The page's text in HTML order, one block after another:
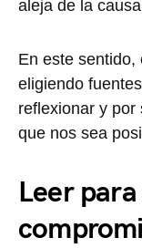
aleja de la
En este sentido,
eligiendo
reflexionar y por
que nos sea
Leer